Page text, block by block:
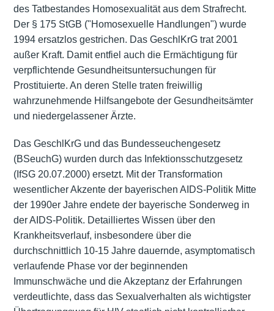
des Tatbestandes Homosexualität aus dem Strafrecht.
Der § 175 StGB ("Homosexuelle Handlungen") wurde
1994 ersatzlos gestrichen. Das GeschlKrG trat 2001
außer Kraft. Damit entfiel auch die Ermächtigung für
verpflichtende Gesundheitsuntersuchungen für
Prostituierte. An deren Stelle traten freiwillig
wahrzunehmende Hilfsangebote der Gesundheitsämter
und niedergelassener Ärzte.
Das GeschlKrG und das Bundesseuchengesetz
(BSeuchG) wurden durch das Infektionsschutzgesetz
(IfSG 20.07.2000) ersetzt. Mit der Transformation
wesentlicher Akzente der bayerischen AIDS-Politik Mitte
der 1990er Jahre endete der bayerische Sonderweg in
der AIDS-Politik. Detailliertes Wissen über den
Krankheitsverlauf, insbesondere über die
durchschnittlich 10-15 Jahre dauernde, asymptomatisch
verlaufende Phase vor der beginnenden
Immunschwäche und die Akzeptanz der Erfahrungen
verdeutlichte, dass das Sexualverhalten als wichtigster